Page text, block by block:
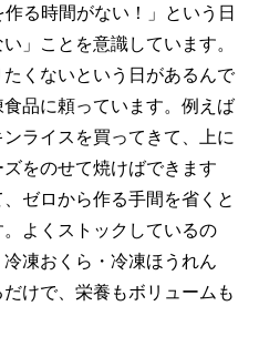
作る時間がない！」という日
」ことを意識しています。
くないという日があるんで
品に頼っています。例えば
ライスを買ってきて、上に
をのせて焼けばできます
ゼロから作る手間を省くと
よくストックしているの
凍おくら・冷凍ほうれん
けで、栄養もボリュームも